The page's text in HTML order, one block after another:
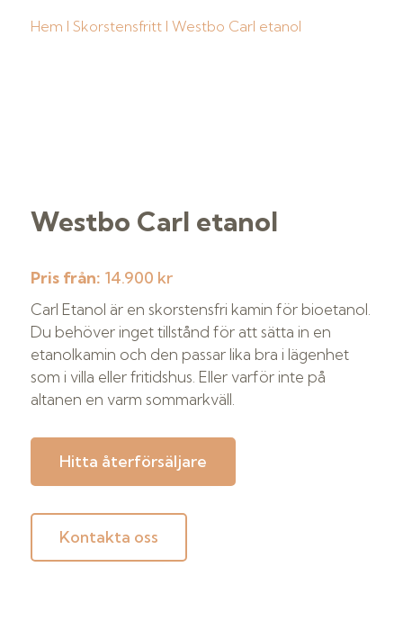
Hem I SkorstensfrittI Westbo Carl etanol
Westbo Carl etanol
Pris från: 14.900 kr
Carl Etanol är en skorstensfri kamin för bioetanol.
Du behöver inget tillstånd för att sätta in en
etanolkamin och den passar lika bra i lägenhet
som i villa eller fritidshus. Eller varför inte på
altanen en varm sommarkväll.
Hitta återförsäljare
Kontakta oss